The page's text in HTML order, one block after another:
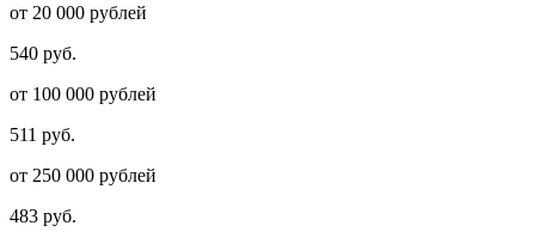
от 20 000 рублей
540 руб.
от 100 000 рублей
511 руб.
от 250 000 рублей
483 руб.